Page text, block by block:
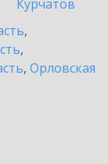
Курчатов
,
,
, Орловская